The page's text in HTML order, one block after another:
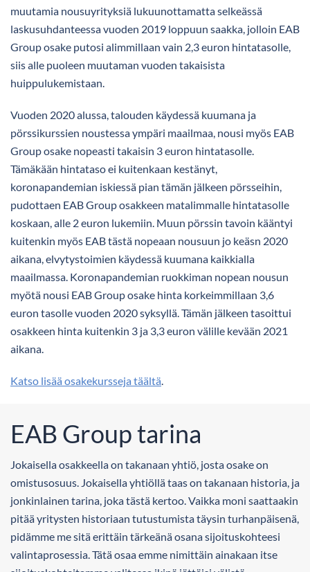
muutamia nousuyrityksiä lukuunottamatta selkeässä
laskusuhdanteessa vuoden 2019 loppuun saakka, jolloin EAB
Group osake putosi alimmillaan vain 2,3 euron hintatasolle,
siis alle puoleen muutaman vuoden takaisista
huippulukemistaan.
Vuoden 2020 alussa, talouden käydessä kuumana ja
pörssikurssien noustessa ympäri maailmaa, nousi myös EAB
Group osake nopeasti takaisin 3 euron hintatasolle.
Tämäkään hintataso ei kuitenkaan kestänyt,
koronapandemian iskiessä pian tämän jälkeen pörsseihin,
pudottaen EAB Group osakkeen matalimmalle hintatasolle
koskaan, alle 2 euron lukemiin. Muun pörssin tavoin kääntyi
kuitenkin myös EAB tästä nopeaan nousuun jo keäsn 2020
aikana, elvytystoimien käydessä kuumana kaikkialla
maailmassa. Koronapandemian ruokkiman nopean nousun
myötä nousi EAB Group osake hinta korkeimmillaan 3,6
euron tasolle vuoden 2020 syksyllä. Tämän jälkeen tasoittui
osakkeen hinta kuitenkin 3 ja 3,3 euron välille kevään 2021
aikana.
Katso lisää osakekursseja täältä
EAB Group tarina
Jokaisella osakkeella on takanaan yhtiö, josta osake on
omistusosuus. Jokaisella yhtiöllä taas on takanaan historia, ja
jonkinlainen tarina, joka tästä kertoo. Vaikka moni saattaakin
pitää yritysten historiaan tutustumista täysin turhanpäisenä,
pidämme me sitä erittäin tärkeänä osana sijoituskohteesi
valintaprosessia. Tätä osaa emme nimittäin ainakaan itse